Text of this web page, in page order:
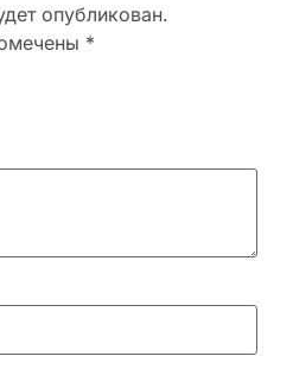
опубликован.
*